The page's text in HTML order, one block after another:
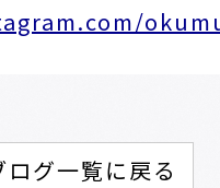
ログ一覧に戻る